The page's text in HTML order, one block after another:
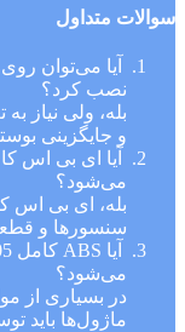
سوالات متداول
نصب کرد؟
بله، ولی نیاز
و جایگزینی
آیا ای بی اس
می‌شود؟
بله، ای بی اس
سنسورها و
می‌شود؟
در بسیاری از
ماژول‌ها باید